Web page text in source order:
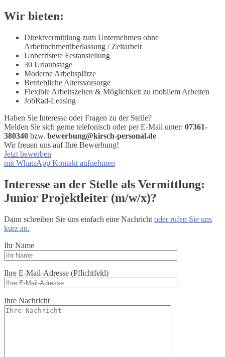
Wir bieten:
Direktvermittlung zum Unternehmen ohne
Arbeitnehmerüberlassung / Zeitarbeit
Unbefristete Festanstellung
30 Urlaubstage
Moderne Arbeitsplätze
Betriebliche Altersvorsorge
Flexible Arbeitszeiten & Möglichkeit zu mobilem Arbeiten
JobRad-Leasing
Haben Sie Interesse oder Fragen zu der Stelle?
Melden Sie sich gerne telefonisch oder per E-Mail unter: 07361-
380340 bzw. bewerbung@kirsch-personal.de
Wir freuen uns auf Ihre Bewerbung!
Jetzt bewerben
mit WhatsApp Kontakt aufnehmen
Interesse an der Stelle als Vermittlung:
Junior Projektleiter (m/w/x)?
Dann schreiben Sie uns einfach eine Nachricht oder rufen Sie uns
kurz an.
Ihr Name
Ihre E-Mail-Adresse (Pflichtfeld)
Ihre Nachricht